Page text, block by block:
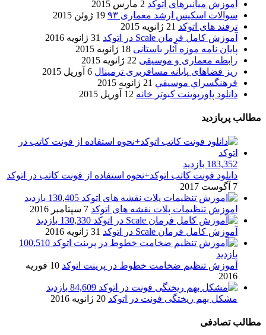
آموزش میانبرهای اتوکد 2 مارس 2015
سوالات اسکیس ارشد معماری ۹۳
19 ژوئن 2015
ترفند های اتوکد 21 ژانویه 2015
آموزش کامل فرمان Scale در اتوکد
31 ژانویه 2016
پایان نامه موزه آثار باستانی 18 ژانویه 2015
رابطه معماری و موسیقی 22 ژانویه 2015
ریز فضاهای پایانه مسافربری ترمینال 6 آوریل 2015
فرهنگسراي موسيقي 21 ژانویه 2015
دانلود پاورپوینت کبوتر خانه 12 آوریل 2015
مطالب پربازدید
183,352 بازدید
دانلود فونت کاتب اتوکد+نحوه استفاده از فونت کاتب در اتوکد
7 آگوست 2017
130,405 بازدید
اموزش تنظیمات پلات نقشه های اتوکد 7 سپتامبر 2016
130,330 بازدید
آموزش کامل فرمان Scale در اتوکد
31 ژانویه 2016
100,510
بازدید
آموزش تنظیم ضخامت خطوط در پرینت اتوکد
10 فوریه
2016
84,609 بازدید
مشکل بهم ریختگی فونت در اتوکد 20 ژانویه 2016
مطالب تصادفی